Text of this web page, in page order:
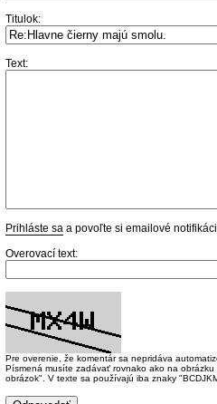
Titulok:
Text:
Prihláste sa a povoľte si emailové
Overovací text:
Pre overenie, že komentár sa nepridáva
Písmená musíte zadávať rovnako ako na
obrázok". V texte sa používajú iba znaky